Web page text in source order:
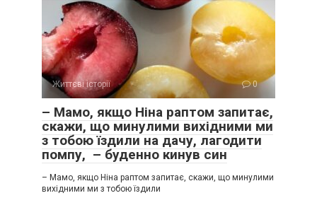
Життєві історії 0
– Мамо, якщо Ніна раптом запитає,
скажи, що минулими вихідними ми
з тобою їздили на дачу, лагодити
помпу, – буденно кинув син
– Мамо, якщо Ніна раптом запитає, скажи, що минулими
вихідними ми з тобою їздили